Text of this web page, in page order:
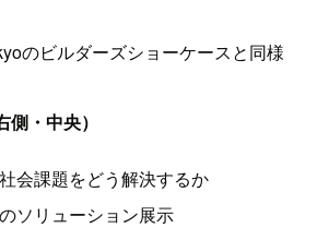
のビルダーズショーケースと同様
・中央）
会課題をどう解決するか
ソリューション展示